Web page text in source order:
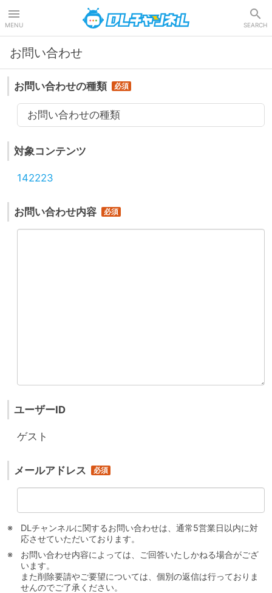
MENU SEARCH
お問い合わせ
お問い合わせの種類
お問い合わせの種類
対象コンテンツ
142223
お問い合わせ内容
ユーザーID
ゲスト
メールアドレス
DLチャンネルに関するお問い合わせは、通常5営業日以内に対
応させていただいております。
お問い合わせ内容によっては、ご回答いたしかねる場合がござ
います。
また削除要請やご要望については、個別の返信は行っておりま
せんのでご了承ください。